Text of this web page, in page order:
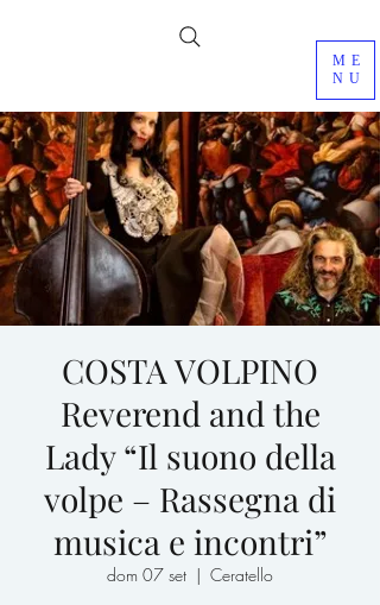
ME
NU
COSTA VOLPINO
Reverend and the
Lady “Il suono della
volpe – Rassegna di
musica e incontri”
dom 07 set
  |
Ceratello